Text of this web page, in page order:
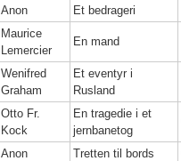
Anon Et bedrageri
Maurice
Lemercier
En mand
Wenifred
Graham
Et eventyr i
Rusland
Otto Fr.
Kock
En tragedie i et
jernbanetog
Anon Tretten til bords